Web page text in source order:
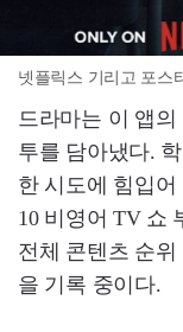
넷플릭스 기리고 포스
드라마는 이 앱
투를 담아냈다.
한 시도에 힘입
10 비영어 TV 쇼
전체 콘텐츠 순
을 기록 중이다.